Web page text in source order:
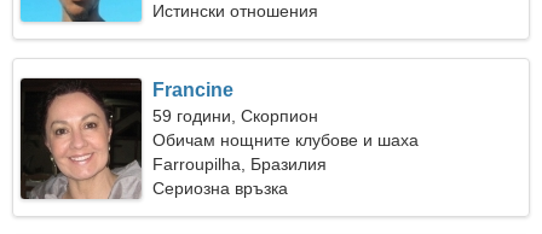
Истински отношения
Francine
59 години, Скорпион
Обичам нощните клубове и шаха
Farroupilha, Бразилия
Сериозна връзка